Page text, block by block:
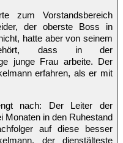
zum Vorstandsbereich
der oberste Boss in
hatte aber von seinem
gehört, dass in der
junge Frau arbeite. Der
erfahren, als er mit
nach: Der Leiter der
Monaten in den Ruhestand
auf diese besser
der dienstälteste